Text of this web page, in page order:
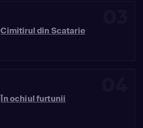
Cimitirul din Scatarie
În ochiul furtunii